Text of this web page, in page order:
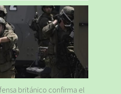
británico confirma el